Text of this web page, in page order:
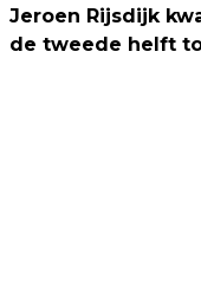
Jeroen Rijsdijk
de tweede helft